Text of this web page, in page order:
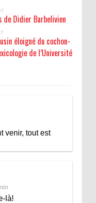
de Didier Barbelivien
éloigné du cochon-
de l’Université
venir, tout est
là!